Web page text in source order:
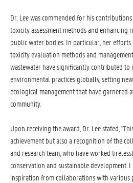
Dr. Lee was commended for his
toxicity assessment methods and enhancing
public water bodies. In particular, her
toxicity evaluation methods and
wastewater have significantly contributed
environmental practices globally, setting
ecological management that have garnered
community.
Upon receiving the award, Dr. Lee stated,
achievement but also a recognition of the
and research team, who have worked
conservation and sustainable development.
inspiration from collaborations with